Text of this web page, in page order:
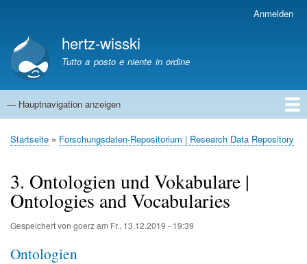
Anmelden
hertz-wisski
Tutto a posto e niente in ordine
Hauptnavigation
— Hauptnavigation anzeigen
Startseite
Pfadnavigation
Startseite Forschungsdaten-Repositorium | Research Data Repository
3. Ontologien und Vokabulare |
Ontologies and Vocabularies
Gespeichert von goerzam Fr., 13.12.2019 - 19:39
Ontologien